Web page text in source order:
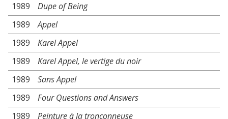
1989
Dupe of Being
1989
Appel
1989
Karel Appel
1989
Karel Appel, le vertige du noir
1989
Sans Appel
1989
Four Questions and Answers
1989
Peinture à la tronçonneuse